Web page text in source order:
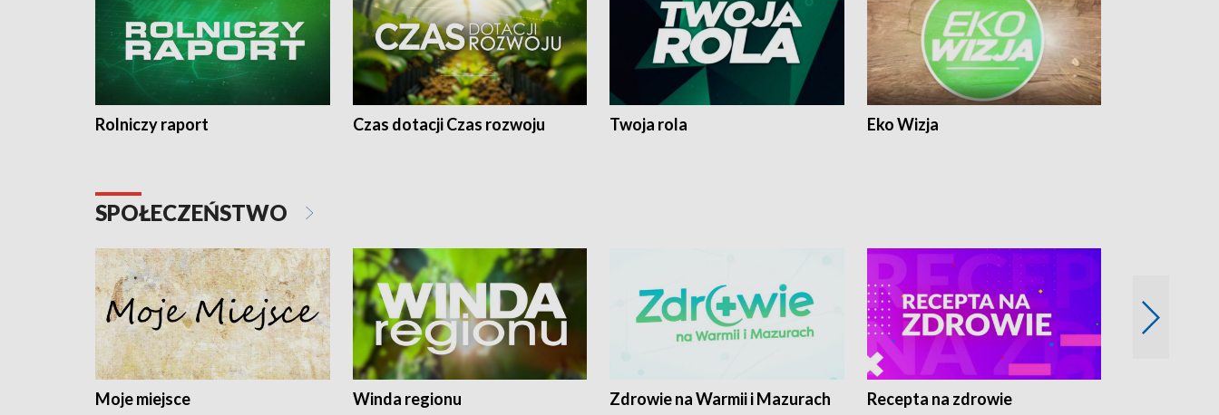
Rolniczy raport Czas dotacji Czas rozwoju Twoja rola Eko Wizja
SPOŁECZEŃSTWO
Moje miejsce Winda regionu Zdrowie na Warmii i Mazurach Recepta na zdrowie